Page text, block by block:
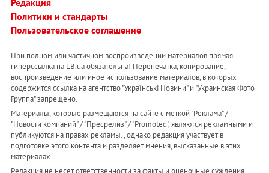
Редакция
Политики и стандарты
Пользовательское соглашение
При полном или частичном воспроизведении материалов прямая
гиперссылка на LB.ua обязательна! Перепечатка, копирование,
воспроизведение или иное использование материалов, в которых
содержится ссылка на агентство "Українськi Новини" и "Украинская Фото
Группа" запрещено.
Материалы, которые размещаются на сайте с меткой "Реклама" /
"Новости компаний" / "Пресрелиз" / "Promoted", являются рекламными и
публикуются на правах рекламы. , однако редакция участвует в
подготовке этого контента и разделяет мнения, высказанные в этих
материалах.